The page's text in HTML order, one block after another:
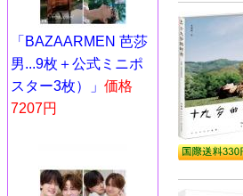
「BAZAARMEN 芭莎
男...9枚＋公式ミニポ
スター3枚）」 価格
7207円